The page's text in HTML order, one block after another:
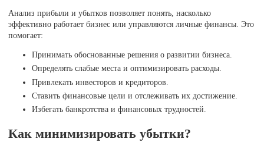
Анализ прибыли и убытков позволяет понять, насколько
эффективно работает бизнес или управляются личные финансы. Это
помогает:
Принимать обоснованные решения о развитии бизнеса.
Определять слабые места и оптимизировать расходы.
Привлекать инвесторов и кредиторов.
Ставить финансовые цели и отслеживать их достижение.
Избегать банкротства и финансовых трудностей.
Как минимизировать убытки?